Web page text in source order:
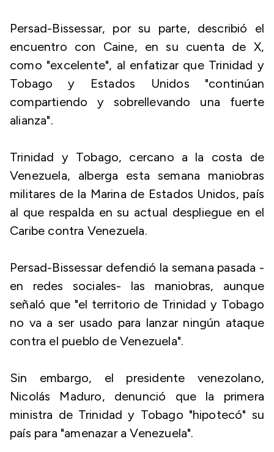
Persad-Bissessar, por su parte, describió el
encuentro con Caine, en su cuenta de X,
como "excelente", al enfatizar que Trinidad y
Tobago y Estados Unidos "continúan
compartiendo y sobrellevando una fuerte
alianza".
Trinidad y Tobago, cercano a la costa de
Venezuela, alberga esta semana maniobras
militares de la Marina de Estados Unidos, país
al que respalda en su actual despliegue en el
Caribe contra Venezuela.
Persad-Bissessar defendió la semana pasada -
en redes sociales- las maniobras, aunque
señaló que "el territorio de Trinidad y Tobago
no va a ser usado para lanzar ningún ataque
contra el pueblo de Venezuela".
Sin embargo, el presidente venezolano,
Nicolás Maduro, denunció que la primera
ministra de Trinidad y Tobago "hipotecó" su
país para "amenazar a Venezuela".